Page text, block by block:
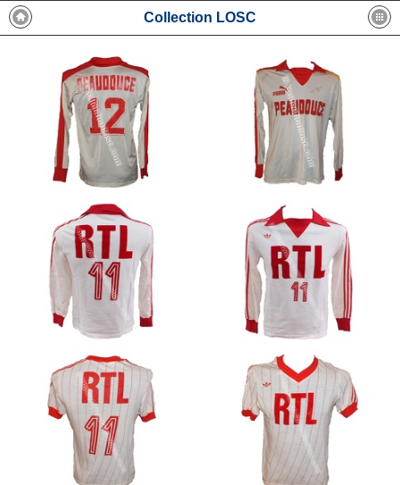
Collection LOSC